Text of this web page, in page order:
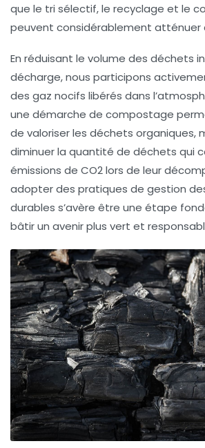
que le tri sélectif, le recyclage et le
peuvent considérablement atténuer
En réduisant le volume des déchets
décharge, nous participons
des gaz nocifs libérés dans
une démarche de compostage
de valoriser les déchets organiques,
diminuer la quantité de déchets qui
émissions de CO2 lors de leur
adopter des pratiques de gestion
durables s’avère être une étape
bâtir un avenir plus vert et